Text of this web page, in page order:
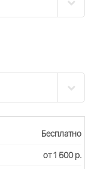
Бесплатно
от 1 500 р.